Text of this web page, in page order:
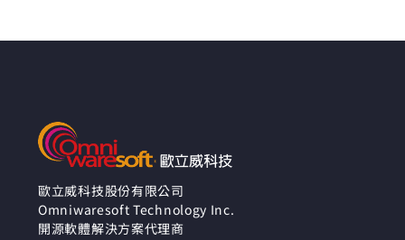
計劃在未來一年加大對
生成式 AI 的投資。
但問題來了：哪些只是
歐立威科技股份有限公司
Omniwaresoft Technology Inc.
開源軟體解決方案代理商